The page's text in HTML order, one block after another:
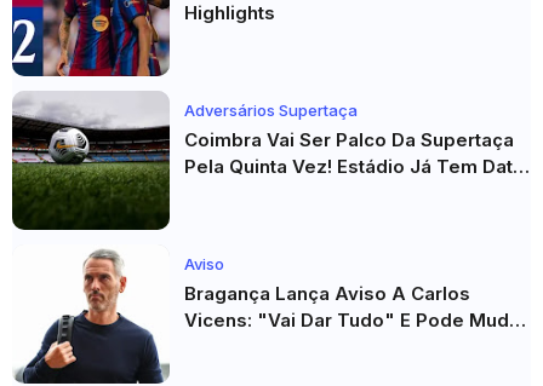
Highlights
Adversários Supertaça
Coimbra Vai Ser Palco Da Supertaça
Pela Quinta Vez! Estádio Já Tem Data
Aviso
Bragança Lança Aviso A Carlos
Vicens: "Vai Dar Tudo" E Pode Mudar